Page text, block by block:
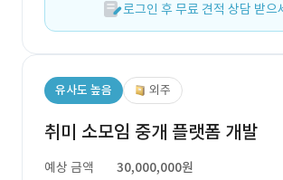
로그인 후 무료 견적 상담 받으
유사도 높음 외주
취미 소모임 중개 플랫폼 개발
예상 금액
30,000,000원